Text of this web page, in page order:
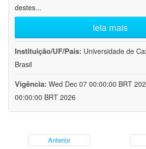
destes...
leia mais
Instituição/UF/País: Universidade de
Brasil
Vigência: Wed Dec 07 00:00:00 BRT
00:00:00 BRT 2026
Anterior